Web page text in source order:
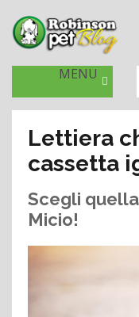
MENU
Lettiera
cassetta
Scegli
Micio!